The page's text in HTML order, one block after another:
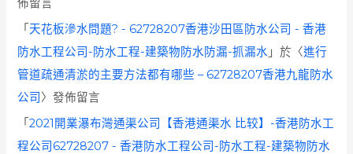
佈留言
「 天花板滲水問題? - 62728207香港沙田區防水公司 - 香港
防水工程公司-防水工程-建築物防水防漏-抓漏水 」於〈進行
管道疏通清淤的主要方法都有哪些 – 62728207香港九龍防水
公司 〉發佈留言
「2021開業瀑布灣通渠公司【香港通渠水 比较】-香港防水工
程公司62728207 - 香港防水工程公司-防水工程-建築物防水